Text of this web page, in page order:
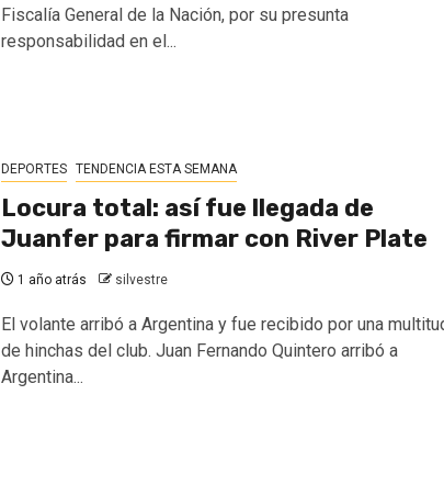
Fiscalía General de la Nación, por su presunta
responsabilidad en el...
DEPORTES TENDENCIA ESTA SEMANA
Locura total: así fue llegada de
Juanfer para firmar con River Plate
1 año atrás silvestre
El volante arribó a Argentina y fue recibido por una
de hinchas del club. Juan Fernando Quintero arribó a
Argentina...